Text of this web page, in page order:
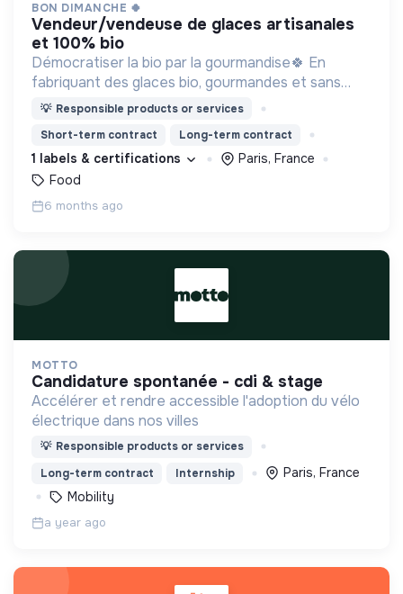
BON DIMANCHE 🍀
vendeur/vendeuse de glaces artisanales
et 100% bio
Démocratiser la bio par la gourmandise🍀 En
fabriquant des glaces bio, gourmandes et sans
additif 🍦
💡 Responsible products or services
Short-term contract
Long-term contract
1 labels & certifications
Paris, France
Food
6 months ago
MOTTO
candidature spontanée - cdi & stage
Accélérer et rendre accessible l'adoption du vélo
électrique dans nos villes
💡 Responsible products or services
Long-term contract
Internship
Paris, France
Mobility
a year ago